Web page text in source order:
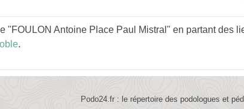
"FOULON Antoine Place Paul Mistral" en partant des
.
Podo24.fr : le répertoire des podologues et